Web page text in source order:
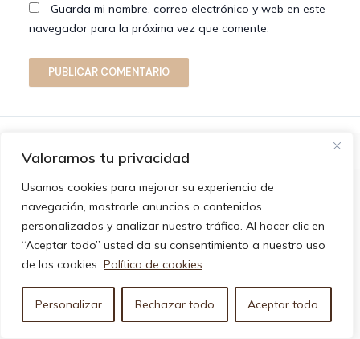
Valoramos tu privacidad
Usamos cookies para mejorar su experiencia de
navegación, mostrarle anuncios o contenidos
personalizados y analizar nuestro tráfico. Al hacer clic en
“Aceptar todo” usted da su consentimiento a nuestro uso
de las cookies. Política de cookies
Personalizar Rechazar todo Aceptar todo
Guarda mi nombre, correo electrónico y web en este
navegador para la próxima vez que comente.
En calidad de Afiliados de Amazon, obtenemos ingresos por las compras adscritas que
cumplen los requisitos aplicables.
¿Qué Cafetera estás Buscando?
Mejores Cafeteras Superautomáticas
Mejores Cafeteras Espresso
Mejores Cafeteras de Prensa Francesa